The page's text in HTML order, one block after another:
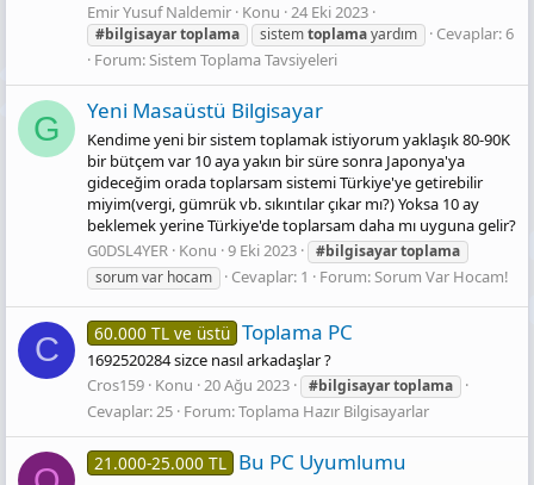
Emir Yusuf Naldemir Konu 24 Eki 2023
#bilgisayartoplama sistemtoplamayardım
Cevaplar: 6
Forum:Sistem Toplama Tavsiyeleri
G Yeni Masaüstü Bilgisayar
Kendime yeni bir sistem toplamak istiyorum yaklaşık 80-90K
bir bütçem var 10 aya yakın bir süre sonra Japonya'ya
gideceğim orada toplarsam sistemi Türkiye'ye getirebilir
miyim(vergi, gümrük vb. sıkıntılar çıkar mı?) Yoksa 10 ay
beklemek yerine Türkiye'de toplarsam daha mı uyguna gelir?
G0DSL4YER Konu 9 Eki 2023 #bilgisayartoplama
sorum var hocam
Cevaplar: 1 Forum:Sorum Var Hocam!
C 60.000 TL ve üstü Toplama PC
1692520284 sizce nasıl arkadaşlar ?
Cros159 Konu 20 Ağu 2023 #bilgisayartoplama
Cevaplar: 25 Forum:Toplama Hazır Bilgisayarlar
21.000-25.000 TL Bu PC Uyumlumu